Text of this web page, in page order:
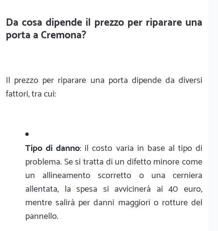
Da cosa dipende il prezzo per riparare una
porta a Cremona?
Il prezzo per riparare una porta dipende da diversi
fattori, tra cui:
Tipo di danno: il costo varia in base al tipo di
problema. Se si tratta di un difetto minore come
un allineamento scorretto o una cerniera
allentata, la spesa si avvicinerà ai 40 euro,
mentre salirà per danni maggiori o rotture del
pannello.